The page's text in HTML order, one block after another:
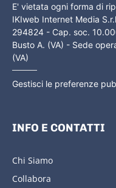
E' vietata ogni forma di
IKIweb Internet Media
294824 - Cap. soc.
Busto A. (VA) - Sede
(VA)
Gestisci le preferenze
INFO E CONTATTI
Chi Siamo
Collabora